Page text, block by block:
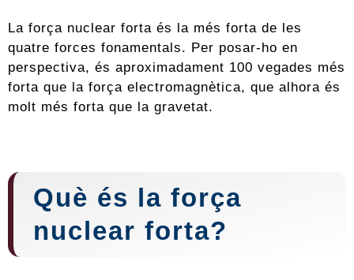
La força nuclear forta és la més forta de les
quatre forces fonamentals. Per posar-ho en
perspectiva, és aproximadament 100 vegades més
forta que la força electromagnètica, que alhora és
molt més forta que la gravetat.
Què és la força
nuclear forta?